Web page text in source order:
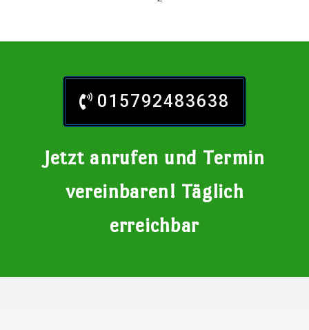
015792483638
Jetzt anrufen und Termin
vereinbaren! Täglich
erreichbar